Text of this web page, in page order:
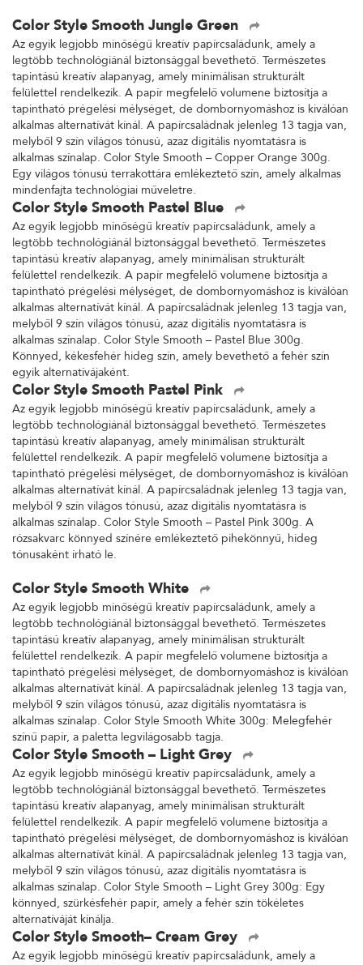
Color Style Smooth Jungle Green
Az egyik legjobb minőségű kreatív papírcsaládunk, amely a
legtöbb technológiánál biztonsággal bevethető. Természetes
tapintású kreatív alapanyag, amely minimálisan strukturált
felülettel rendelkezik. A papír megfelelő volumene biztosítja a
tapintható prégelési mélységet, de dombornyomáshoz is kiválóan
alkalmas alternatívát kínál. A papírcsaládnak jelenleg 13 tagja van,
melyből 9 szín világos tónusú, azaz digitális nyomtatásra is
alkalmas színalap. Color Style Smooth – Copper Orange 300g.
Egy világos tónusú terrakottára emlékeztető szín, amely alkalmas
mindenfajta technológiai műveletre.
Color Style Smooth Pastel Blue
Az egyik legjobb minőségű kreatív papírcsaládunk, amely a
legtöbb technológiánál biztonsággal bevethető. Természetes
tapintású kreatív alapanyag, amely minimálisan strukturált
felülettel rendelkezik. A papír megfelelő volumene biztosítja a
tapintható prégelési mélységet, de dombornyomáshoz is kiválóan
alkalmas alternatívát kínál. A papírcsaládnak jelenleg 13 tagja van,
melyből 9 szín világos tónusú, azaz digitális nyomtatásra is
alkalmas színalap. Color Style Smooth – Pastel Blue 300g.
Könnyed, kékesfehér hideg szín, amely bevethető a fehér szín
egyik alternatívájaként.
Color Style Smooth Pastel Pink
Az egyik legjobb minőségű kreatív papírcsaládunk, amely a
legtöbb technológiánál biztonsággal bevethető. Természetes
tapintású kreatív alapanyag, amely minimálisan strukturált
felülettel rendelkezik. A papír megfelelő volumene biztosítja a
tapintható prégelési mélységet, de dombornyomáshoz is kiválóan
alkalmas alternatívát kínál. A papírcsaládnak jelenleg 13 tagja van,
melyből 9 szín világos tónusú, azaz digitális nyomtatásra is
alkalmas színalap. Color Style Smooth – Pastel Pink 300g. A
rózsakvarc könnyed színére emlékeztető pihekönnyű, hideg
tónusaként írható le.
Color Style Smooth White
Az egyik legjobb minőségű kreatív papírcsaládunk, amely a
legtöbb technológiánál biztonsággal bevethető. Természetes
tapintású kreatív alapanyag, amely minimálisan strukturált
felülettel rendelkezik. A papír megfelelő volumene biztosítja a
tapintható prégelési mélységet, de dombornyomáshoz is kiválóan
alkalmas alternatívát kínál. A papírcsaládnak jelenleg 13 tagja van,
melyből 9 szín világos tónusú, azaz digitális nyomtatásra is
alkalmas színalap. Color Style Smooth White 300g: Melegfehér
színű papír, a paletta legvilágosabb tagja.
Color Style Smooth – Light Grey
Az egyik legjobb minőségű kreatív papírcsaládunk, amely a
legtöbb technológiánál biztonsággal bevethető. Természetes
tapintású kreatív alapanyag, amely minimálisan strukturált
felülettel rendelkezik. A papír megfelelő volumene biztosítja a
tapintható prégelési mélységet, de dombornyomáshoz is kiválóan
alkalmas alternatívát kínál. A papírcsaládnak jelenleg 13 tagja van,
melyből 9 szín világos tónusú, azaz digitális nyomtatásra is
alkalmas színalap. Color Style Smooth – Light Grey 300g: Egy
könnyed, szürkésfehér papír, amely a fehér szín tökéletes
alternatíváját kínálja.
Color Style Smooth– Cream Grey
Az egyik legjobb minőségű kreatív papírcsaládunk, amely a